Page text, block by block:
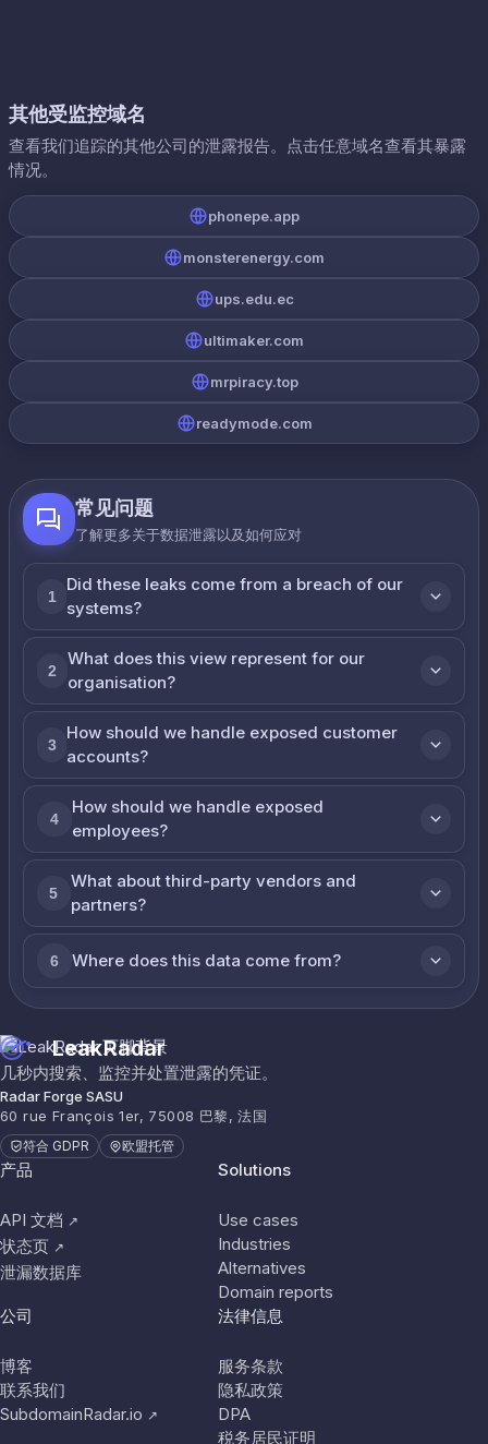
其他受监控域名
查看我们追踪的其他公司的泄露报告。点击任意域名查看其暴露
情况。
phonepe.app
monsterenergy.com
ups.edu.ec
ultimaker.com
mrpiracy.top
readymode.com
常见问题
了解更多关于数据泄露以及如何应对
1
Did these leaks come from a breach of our
systems?
2
What does this view represent for our
organisation?
3
How should we handle exposed customer
accounts?
4
How should we handle exposed
employees?
5
What about third-party vendors and
partners?
6 Where does this data come from?
LeakRadar
几秒内搜索、监控并处置泄露的凭证。
Radar Forge SASU
60 rue François 1er, 75008 巴黎, 法国
符合 GDPR 欧盟托管
产品
API 文档 ↗
状态页 ↗
泄漏数据库
Solutions
Use cases
Industries
Alternatives
Domain reports
公司
博客
联系我们
SubdomainRadar.io ↗
法律信息
服务条款
隐私政策
DPA
税务居民证明